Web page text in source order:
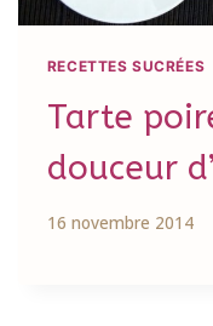
RECETTES SUCRÉES
Tarte
douceur
16 novembre 2014